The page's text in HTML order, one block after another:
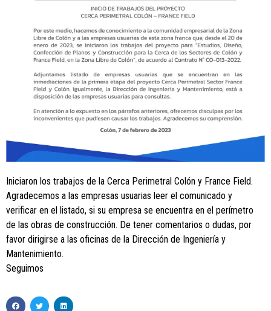
Iniciaron los trabajos de la Cerca Perimetral Colón y France Field.
Agradecemos a las empresas usuarias leer el comunicado y
verificar en el listado, si su empresa se encuentra en el perímetro
de las obras de construcción. De tener comentarios o dudas, por
favor dirigirse a las oficinas de la Dirección de Ingeniería y
Mantenimiento.
Seguimos